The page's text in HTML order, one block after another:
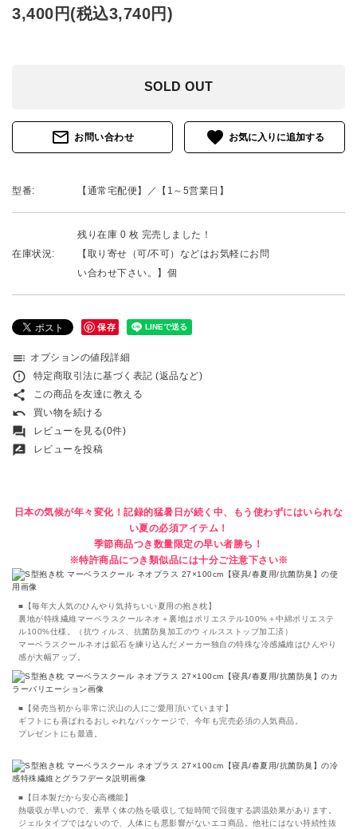
3,400円(税込3,740円)
SOLD OUT
mail_outline お問い合わせ favorite
型番: 【通常宅配便】／【1～5営業日】
在庫状況:
残り在庫 0 枚 完売しました！
【取り寄せ（可/不可）などはお気軽にお問
い合わせ下さい。】個
保存
toc オプションの値段詳細
error_outline 特定商取引法に基づく表記 (返品など)
share この商品を友達に教える
undo 買い物を続ける
forum レビューを見る(0件)
rate_review レビューを投稿
日本の気候が年々変化！記録的猛暑日が続く中、もう使わずにはいられな
い夏の必須アイテム！
季節商品つき数量限定の早い者勝ち！
※特許商品につき類似品には十分ご注意下さい※
■【毎年大人気のひんやり気持ちいい夏用の抱き枕】
裏地が特殊繊維マーベラスクールネオ＋裏地はポリエステル100%＋中綿ポリエステ
ル100%仕様。（抗ウィルス、抗菌防臭加工のウィルスストップ加工済）
マーベラスクールネオは鉱石を練り込んだメーカー独自の特殊な冷感繊維はひんやり
感が大幅アップ。
■【発売当初から非常に沢山の人にご愛用頂いています】
ギフトにも喜ばれるおしゃれなパッケージで、今年も完売必須の人気商品。
プレゼントにも最適。
■【日本製だから安心高機能】
熱吸収が早いので、素早く体の熱を吸収して短時間で回復する調温効果があります。
ジェルタイプではないので、人体にも悪影響がないエコ商品。他社にはない持続性抜